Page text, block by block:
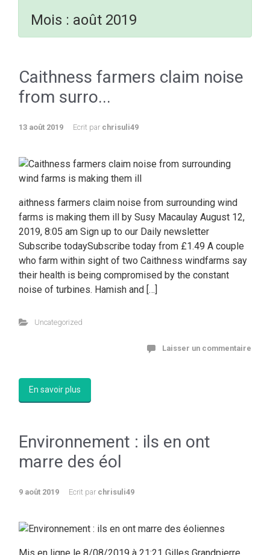
Mois : août 2019
Caithness farmers claim noise
from surro...
13 août 2019 Ecrit par chrisuli49
aithness farmers claim noise from surrounding wind
farms is making them ill by Susy Macaulay August 12,
2019, 8:05 am Sign up to our Daily newsletter
Subscribe todaySubscribe today from £1.49 A couple
who farm within sight of two Caithness windfarms say
their health is being compromised by the constant
noise of turbines. Hamish and […]
Uncategorized
Laisser un commentaire
En savoir plus
Environnement : ils en ont
marre des éol
9 août 2019 Ecrit par chrisuli49
Mis en ligne le 8/08/2019 à 21:21 Gilles Grandpierre